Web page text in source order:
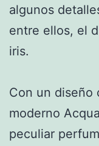
algunos
entre ellos, el
iris.
Con un diseño
moderno
peculiar